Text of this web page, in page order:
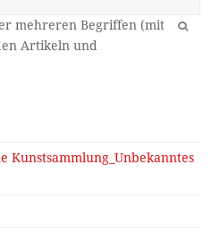
OK
Kunstsammlung_Unbekanntes